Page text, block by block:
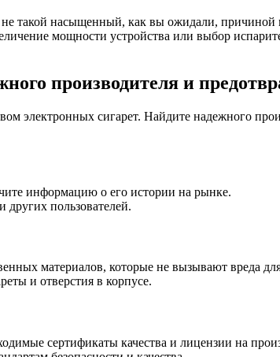
такой насыщенный, как вы ожидали,
мощности устройства или выбор
производителя и
электронных сигарет. Найдите надежного
информацию о его истории на рынке.
пользователей.
материалов, которые не вызывают вреда
и отверстия в корпусе.
сертификаты качества и лицензии на